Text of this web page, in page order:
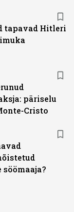
tapavad Hitleri
päriselu
Cristo